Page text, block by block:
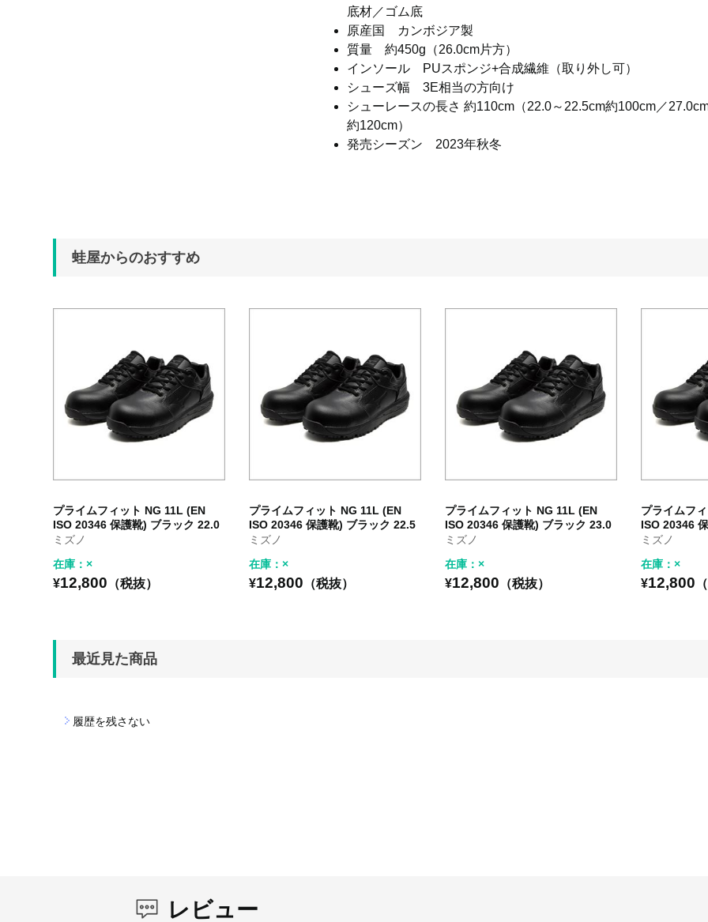
底材／ゴム底
原産国 カンボジア製
質量 約450g（26.0cm片方）
インソール PUスポンジ+合成繊維（取り外し可）
シューズ幅 3E相当の方向け
シューレースの長さ 約110cm（22.0～22.5cm約100cm／
約120cm）
発売シーズン 2023年秋冬
蛙屋からのおすすめ
プライムフィット NG 11L (EN
ISO 20346 保護靴) ブラック 22.0
ミズノ
在庫：×
¥12,800 （税抜）
プライムフィット NG 11L (EN
ISO 20346 保護靴) ブラック 22.5
ミズノ
在庫：×
¥12,800 （税抜）
プライムフィット NG 11L (EN
ISO 20346 保護靴) ブラック 23.0
ミズノ
在庫：×
¥12,800 （税抜）
プライムフ
ISO 20346
ミズノ
在庫：×
¥12,800
最近見た商品
履歴を残さない
レビュー